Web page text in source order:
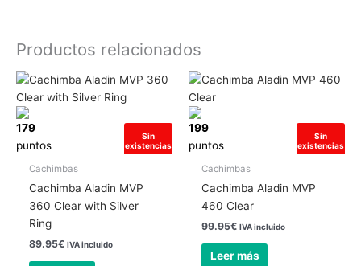
Productos relacionados
Sin
existencias
179
puntos
Cachimbas
Cachimba Aladin MVP
360 Clear with Silver
Ring
89.95€ IVA incluido
Sin
existencias
199
puntos
Cachimbas
Cachimba Aladin MVP
460 Clear
99.95€ IVA incluido
Leer más